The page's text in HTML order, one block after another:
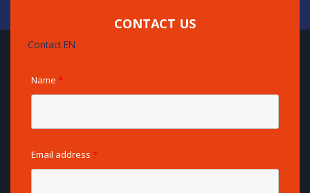
CONTACT US
Contact EN
Name *
Email address *